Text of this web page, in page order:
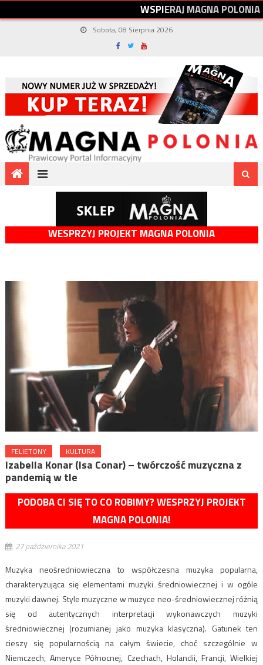
WSPIERAJMAGNAPOLONIA
Sobota, 08 Sierpnia 2026
WESPRZYJ PROJEKT MAGNA POLONIA
FELIETONY KULTURA
Izabella Konar (Isa Conar) – twórczość muzyczna z
pandemią w tle
PODOBA CI SIĘ TO CO ROBIMY? WESPRZYJ PROJEKT
MAGNA POLONIA!
27 października 2021
Muzyka neośredniowieczna to współczesna muzyka popularna,
charakteryzująca się elementami muzyki średniowiecznej i w ogóle
muzyki dawnej. Style muzyczne w muzyce neo-średniowiecznej różnią
się od autentycznych interpretacji wykonawczych muzyki
średniowiecznej (rozumianej jako muzyka klasyczna). Gatunek ten
cieszy się popularnością na całym świecie, choć szczególnie w
Niemczech, Ameryce Północnej, Czechach, Holandii, Francji, Wielkiej